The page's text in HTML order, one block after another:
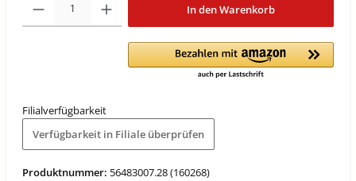
In den Warenkorb
Filialverfügbarkeit
Verfügbarkeit in Filiale überprüfen
Produktnummer: 56483007.28 (160268)